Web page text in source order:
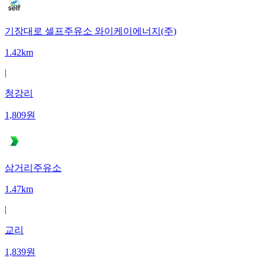
기장대로 셀프주유소 와이케이에너지(주)
1.42km
|
청강리
1,809원
삼거리주유소
1.47km
|
교리
1,839원